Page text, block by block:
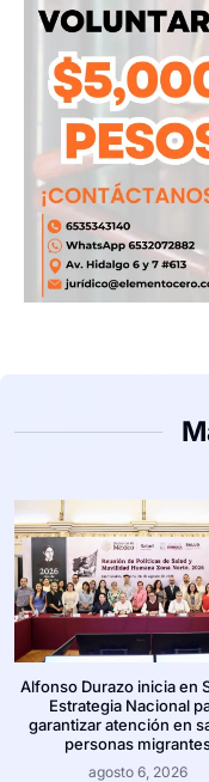
Alfonso Durazo inicia en
Estrategia Nacional
garantizar atención en
personas
agosto 6, 2026